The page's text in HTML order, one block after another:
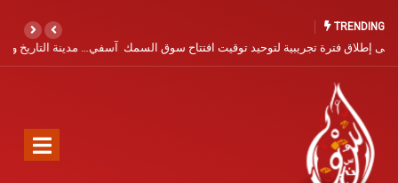
TRENDING
آسفي… مدينة التاريخ والخزف تنتظر نهضة سياحية